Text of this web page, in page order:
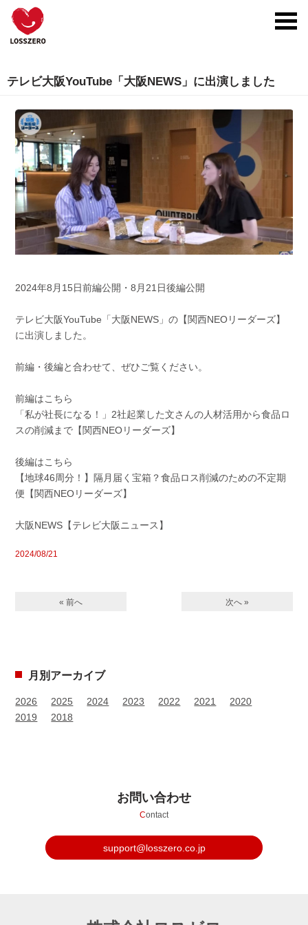
テレビ大阪YouTube「大阪NEWS」に出演しました
2024年8月15日前編公開・8月21日後編公開
テレビ大阪YouTube「大阪NEWS」の【関西NEOリーダーズ】
に出演しました。
前編・後編と合わせて、ぜひご覧ください。
前編はこちら
「私が社長になる！」2社起業した文さんの人材活用から食品ロ
スの削減まで【関西NEOリーダーズ】
後編はこちら
【地球46周分！】隔月届く宝箱？食品ロス削減のための不定期
便【関西NEOリーダーズ】
大阪NEWS【テレビ大阪ニュース】
2024/08/21
« 前へ 次へ »
月別アーカイブ
2026 2025 2024 2023 2022 2021
2020
2019
2018
お問い合わせ
Contact
support@losszero.co.jp